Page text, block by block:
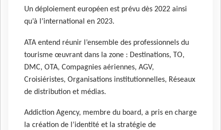
Un déploiement européen est prévu dès 2022 ainsi
qu’à l’international en 2023.
ATA entend réunir l’ensemble des professionnels du
tourisme œuvrant dans la zone : Destinations, TO,
DMC, OTA, Compagnies aériennes, AGV,
Croisiéristes, Organisations institutionnelles, Réseaux
de distribution et médias.
Addiction Agency, membre du board, a pris en charge
la création de l’identité et la stratégie de